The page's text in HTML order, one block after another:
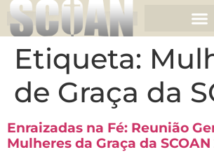
Etiqueta:
de Graça da
Enraizadas na Fé: Reunião
Mulheres da Graça da SCOAN